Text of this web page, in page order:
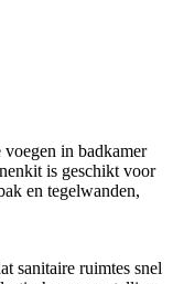
in badkamer
is geschikt voor
en tegelwanden,
sanitaire ruimtes snel